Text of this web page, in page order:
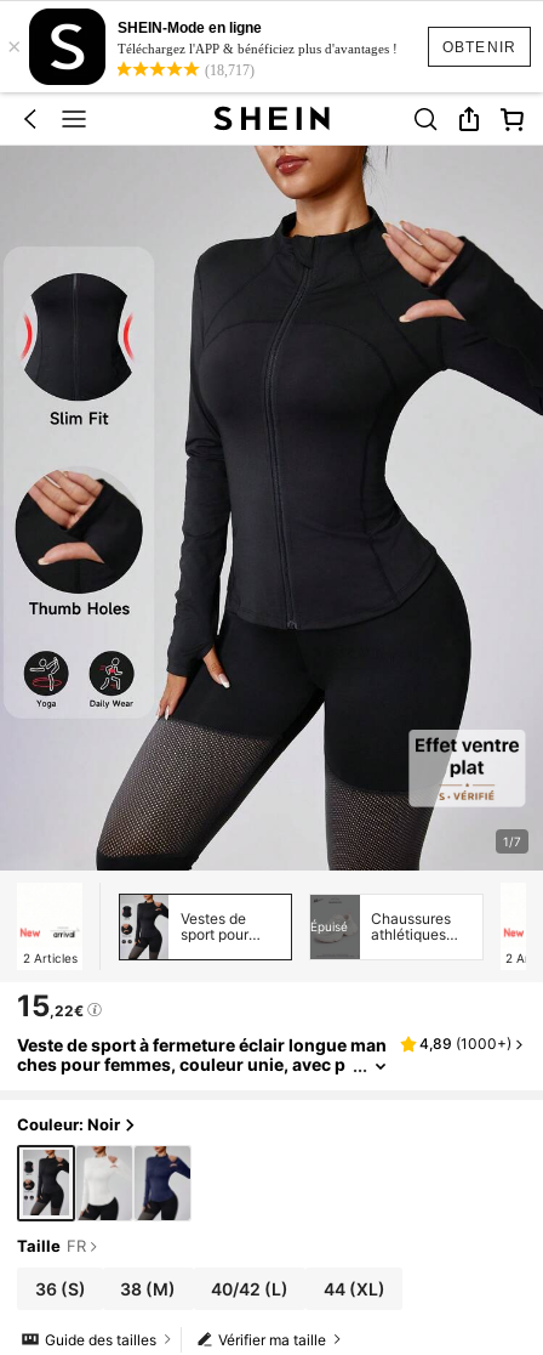
OBTENIR
×
SHEIN-Mode en ligne
Téléchargez l'APP & bénéficiez plus d'avantages !
(18,717)
1/7
2 Articles
Vestes de
sport pour
Épuisé
Chaussures
athlétiques
2
15,22€
Veste de sport à fermeture éclair longue man
ches pour femmes, couleur unie, avec p
4,89 (1000+)
Couleur: Noir
Taille FR
36(S) 38 (M) 40/42 (L) 44(XL)
Vérifier ma taille
Guide des tailles